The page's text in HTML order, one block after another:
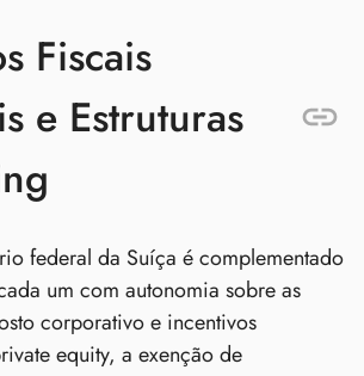
Fiscais
e Estruturas
federal da Suíça é complementado
um com autonomia sobre as
corporativo e incentivos
equity, a exenção de